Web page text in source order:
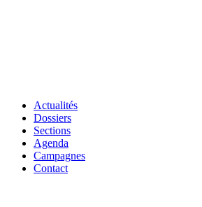
Actualités
Dossiers
Sections
Agenda
Campagnes
Contact